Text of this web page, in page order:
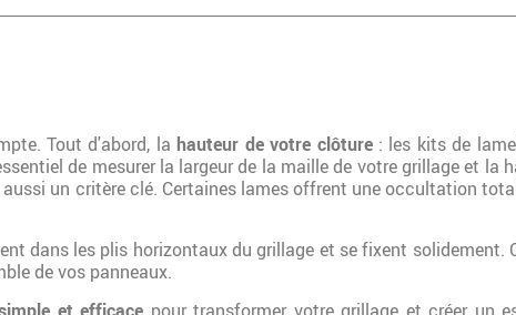
Tout d'abord, la hauteur de votre clôture: les kits de
de mesurer la largeur de la maille de votre grillage et la
un critère clé. Certaines lames offrent une occultation
dans les plis horizontaux du grillage et se fixent solidement.
de vos panneaux.